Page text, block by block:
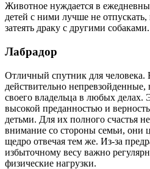
Животное нуждается в
детей с ними лучше не
затеять драку с другими собаками.
Лабрадор
Отличный спутник для человека.
действительно непревзойденные,
своего владельца в любых делах.
высокой преданностью и
детьми. Для их полного счастья
внимание со стороны семьи, они
щедро отвечая тем же. Из-за
избыточному весу важно
физические нагрузки.